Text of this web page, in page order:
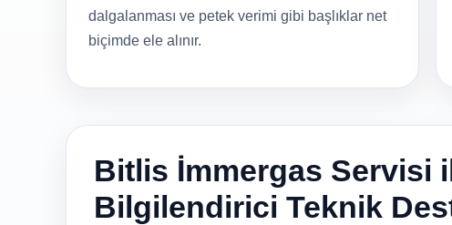
dalgalanması ve petek verimi gibi başlıklar net
biçimde ele alınır.
Bitlis İmmergas Servisi
Bilgilendirici Teknik